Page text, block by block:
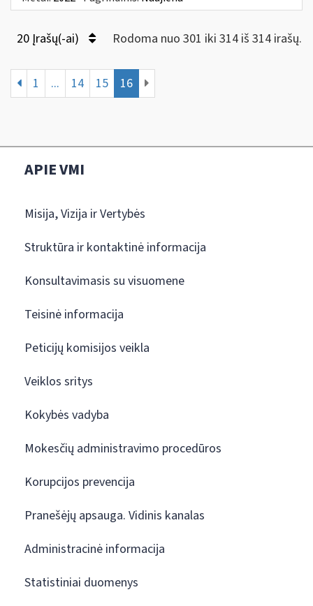
20 Įrašų(-ai) Rodoma nuo 301 iki 314 iš 314 irašų.
1 ... 14 15 16
APIE VMI
Misija, Vizija ir Vertybės
Struktūra ir kontaktinė informacija
Konsultavimasis su visuomene
Teisinė informacija
Peticijų komisijos veikla
Veiklos sritys
Kokybės vadyba
Mokesčių administravimo procedūros
Korupcijos prevencija
Pranešėjų apsauga. Vidinis kanalas
Administracinė informacija
Statistiniai duomenys